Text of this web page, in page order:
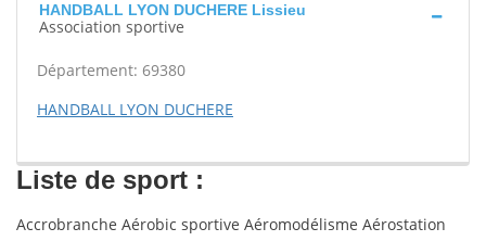
HANDBALL LYON DUCHERE Lissieu
Association sportive
Département: 69380
HANDBALL LYON DUCHERE
Liste de sport :
Accrobranche Aérobic sportive Aéromodélisme Aérostation